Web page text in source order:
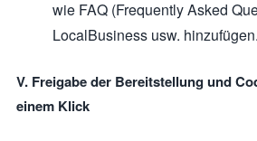
wie FAQ (Frequently Asked
LocalBusiness usw. hinzufügen.
V. Freigabe der Bereitstellung und
einem Klick